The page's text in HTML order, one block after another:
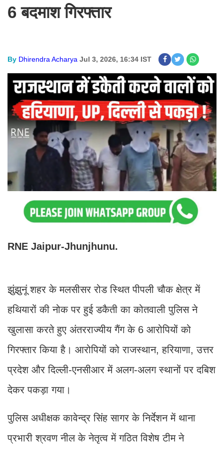
6 बदमाश गिरफ्तार
By Dhirendra Acharya Jul 3, 2026, 16:34 IST
RNE Jaipur-Jhunjhunu.
झुंझुनूं शहर के मलसीसर रोड स्थित पीपली चौक क्षेत्र में
हथियारों की नोक पर हुई डकैती का कोतवाली पुलिस ने
खुलासा करते हुए अंतरराज्यीय गैंग के 6 आरोपियों को
गिरफ्तार किया है। आरोपियों को राजस्थान, हरियाणा, उत्तर
प्रदेश और दिल्ली-एनसीआर में अलग-अलग स्थानों पर दबिश
देकर पकड़ा गया।
पुलिस अधीक्षक कावेन्द्र सिंह सागर के निर्देशन में थाना
प्रभारी श्रवण नील के नेतृत्व में गठित विशेष टीम ने